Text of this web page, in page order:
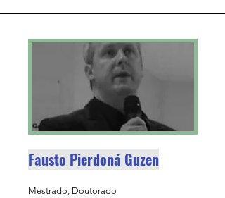
Fausto Pierdoná Guzen
Mestrado, Doutorado